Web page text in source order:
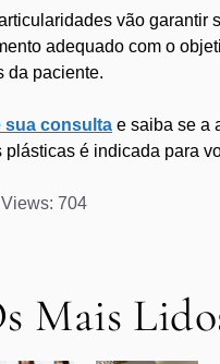
vão garantir
adequado com o
da paciente.
sua consulta e saiba se a
plásticas é indicada para
704
Mais